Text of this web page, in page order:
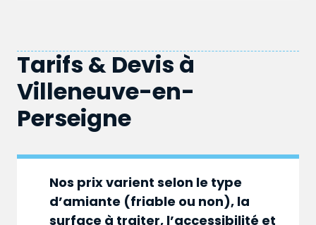
Tarifs & Devis à
Villeneuve-en-
Perseigne
Nos prix varient selon le type
d’amiante (friable ou non), la
surface à traiter, l’accessibilité et